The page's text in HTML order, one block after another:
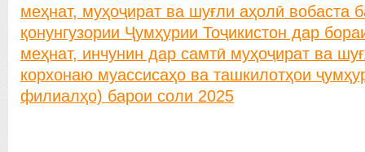
меҳнат, муҳоҷират ва шуғли аҳолӣ вобаста
қонунгузории Ҷумҳурии Тоҷикистон дар
меҳнат, инчунин дар самтӣ муҳоҷират ва
корхонаю муассисаҳо ва ташкилотҳои
филиалҳо) барои соли 2025